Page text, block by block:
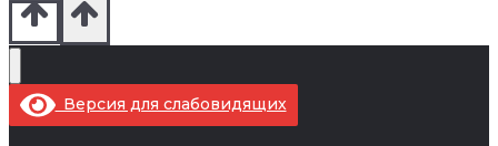
Версия для слабовидящих